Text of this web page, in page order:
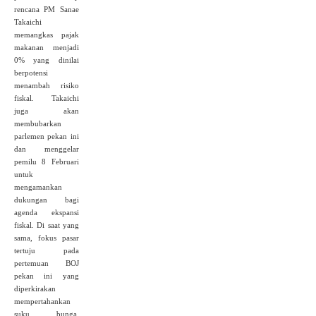
rencana PM Sanae
Takaichi
memangkas pajak
makanan menjadi
0% yang dinilai
berpotensi
menambah risiko
fiskal. Takaichi
juga akan
membubarkan
parlemen pekan ini
dan menggelar
pemilu 8 Februari
untuk
mengamankan
dukungan bagi
agenda ekspansi
fiskal. Di saat yang
sama, fokus pasar
tertuju pada
pertemuan BOJ
pekan ini yang
diperkirakan
mempertahankan
suku bunga,